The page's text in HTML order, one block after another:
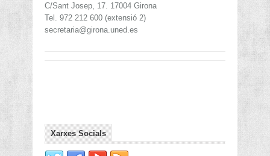
C/Sant Josep, 17. 17004 Girona
Tel. 972 212 600 (extensió 2)
secretaria@girona.uned.es
Xarxes Socials